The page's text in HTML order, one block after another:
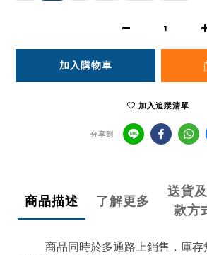
加入購物車
加入追蹤清單
分享到
商品描述 了解更多
送貨
款方
商品同時於多通路上銷售，庫